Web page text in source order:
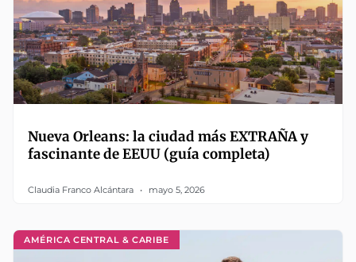
Nueva Orleans: la ciudad más EXTRAÑA y
fascinante de EEUU (guía completa)
Claudia Franco Alcántara mayo 5, 2026
AMÉRICA CENTRAL & CARIBE